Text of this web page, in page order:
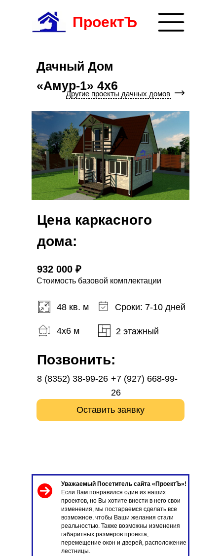
Производство и строительство
домов
по каркасно-щитовой технологии
8 (8352) 38-99-26
+7 (927) 854-47-
55
Получить консультацию
пн - пт: 9:00 до 18:00
сб.: 9:00 до 16:00
проспект И. Яковлева д.
(с левого торца здания)
ПроектЪ
Дачный Дом
«Амур-1» 4x6
Другие проекты дачных домов
+7 (927) 668-99-
26
8 (8352) 38-99-26
Цена каркасного
дома:
Позвонить:
Оставить заявку
48 кв. м
4x6 м
Сроки: 7-10 дней
2 этажный
932 000 ₽
Стоимость базовой комплектации
Уважаемый Посетитель сайта «ПроектЪ»!
Если Вам понравился один из наших
проектов, но Вы хотите внести в него свои
изменения, мы постараемся сделать все
возможное, чтобы Ваши желания стали
реальностью. Также возможны изменения
габаритных размеров проекта,
перемещение окон и дверей, расположение
лестницы.